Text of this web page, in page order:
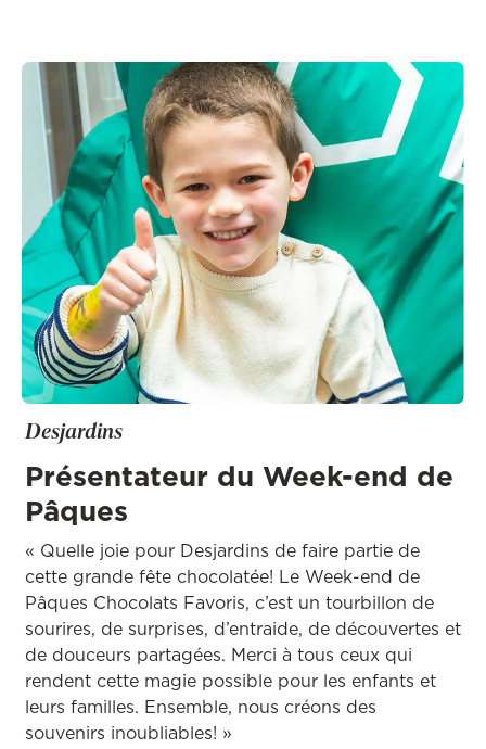
Desjardins
Présentateur du Week-end de
Pâques
« Quelle joie pour Desjardins de faire partie de
cette grande fête chocolatée! Le Week-end de
Pâques Chocolats Favoris, c’est un tourbillon de
sourires, de surprises, d’entraide, de découvertes et
de douceurs partagées. Merci à tous ceux qui
rendent cette magie possible pour les enfants et
leurs familles. Ensemble, nous créons des
souvenirs inoubliables! »